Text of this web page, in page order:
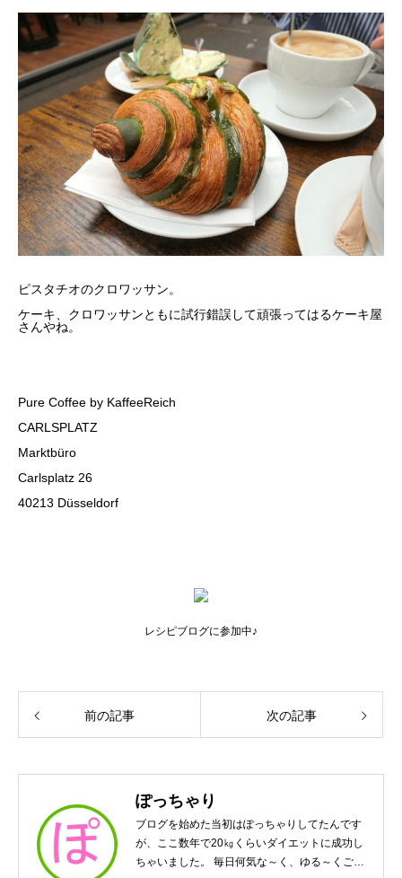
ピスタチオのクロワッサン。
ケーキ、クロワッサンともに試行錯誤して頑張ってはるケーキ屋
さんやね。
Pure Coffee by KaffeeReich
CARLSPLATZ
Marktbüro
Carlsplatz 26
40213 Düsseldorf
レシピブログに参加中♪
前の記事 次の記事
ぽっちゃり
ブログを始めた当初はぽっちゃりしてたんです
が、ここ数年で20㎏くらいダイエットに成功し
ちゃいました。 毎日何気な～く、ゆる～くご飯